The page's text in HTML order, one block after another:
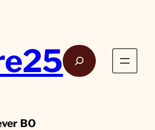
Rech
BO